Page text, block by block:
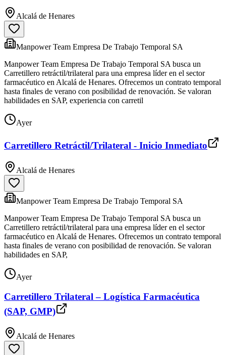
Alcalá de Henares
Manpower Team Empresa De Trabajo Temporal SA
Manpower Team Empresa De Trabajo Temporal SA busca un
Carretillero retráctil/trilateral para una empresa líder en el sector
farmacéutico en Alcalá de Henares. Ofrecemos un contrato temporal
hasta finales de verano con posibilidad de renovación. Se valoran
habilidades en SAP, experiencia con carretil
Ayer
Carretillero Retráctil/Trilateral - Inicio Inmediato
Alcalá de Henares
Manpower Team Empresa De Trabajo Temporal SA
Manpower Team Empresa De Trabajo Temporal SA busca un
Carretillero retráctil/trilateral para una empresa líder en el sector
farmacéutico en Alcalá de Henares. Ofrecemos un contrato temporal
hasta finales de verano con posibilidad de renovación. Se valoran
habilidades en SAP,
Ayer
Carretillero Trilateral – Logística Farmacéutica
(SAP, GMP)
Alcalá de Henares